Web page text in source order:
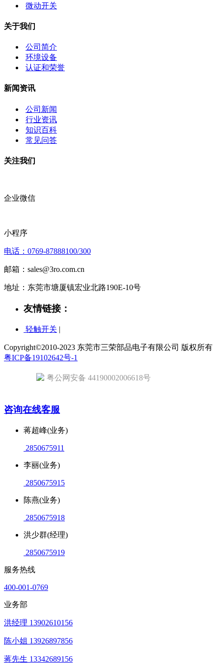
微动开关
关于我们
公司简介
环境设备
认证和荣誉
新闻资讯
公司新闻
行业资讯
知识百科
常见问答
关注我们
企业微信
小程序
电话：0769-87888100/300
邮箱：sales@3ro.com.cn
地址：东莞市塘厦镇宏业北路190E-10号
友情链接：
轻触开关 |
Copyright©2010-2023 东莞市三荣部品电子有限公司 版权所有
粤ICP备19102642号-1
粤公网安备 44190002006618号
咨询在线客服
蒋超峰(业务)
2850675911
李丽(业务)
2850675915
陈燕(业务)
2850675918
洪少群(经理)
2850675919
服务热线
400-001-0769
业务部
洪经理 13902610156
陈小姐 13926897856
蒋先生 13342689156